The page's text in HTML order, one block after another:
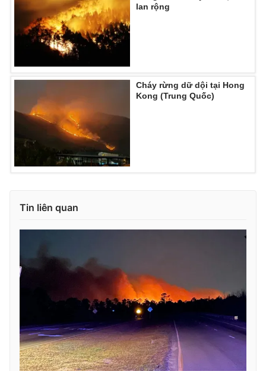
lan rộng
Cháy rừng dữ dội tại Hong
Kong (Trung Quốc)
Tin liên quan